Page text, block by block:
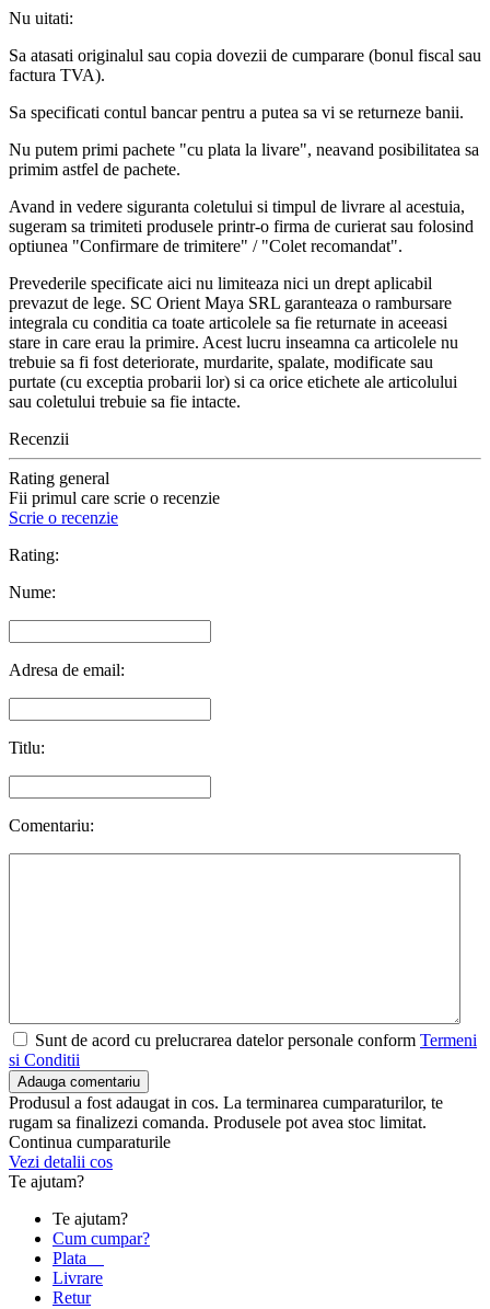
Nu uitati:
Sa atasati originalul sau copia dovezii de cumparare (bonul fiscal sau
factura TVA).
Sa specificati contul bancar pentru a putea sa vi se returneze banii.
Nu putem primi pachete "cu plata la livare", neavand posibilitatea sa
primim astfel de pachete.
Avand in vedere siguranta coletului si timpul de livrare al acestuia,
sugeram sa trimiteti produsele printr-o firma de curierat sau folosind
optiunea "Confirmare de trimitere" / "Colet recomandat".
Prevederile specificate aici nu limiteaza nici un drept aplicabil
prevazut de lege. SC Orient Maya SRL garanteaza o rambursare
integrala cu conditia ca toate articolele sa fie returnate in aceeasi
stare in care erau la primire. Acest lucru inseamna ca articolele nu
trebuie sa fi fost deteriorate, murdarite, spalate, modificate sau
purtate (cu exceptia probarii lor) si ca orice etichete ale articolului
sau coletului trebuie sa fie intacte.
Recenzii
Rating general
Fii primul care scrie o recenzie
Scrie o recenzie
Rating:
Nume:
Adresa de email:
Titlu:
Comentariu:
Sunt de acord cu prelucrarea datelor personale conform Termeni
si Conditii
Adauga comentariu
Produsul a fost adaugat in cos. La terminarea cumparaturilor, te
rugam sa finalizezi comanda. Produsele pot avea stoc limitat.
Continua cumparaturile
Vezi detalii cos
Te ajutam?
Te ajutam?
Cum cumpar?
Plata
Livrare
Retur